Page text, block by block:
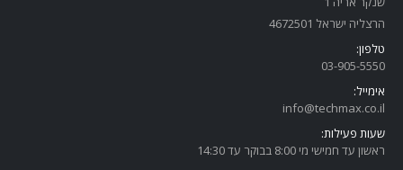
הרצליה ישראל 4672501
טלפון:
03-905-5550
אימייל:
info@techmax.co.il
שעות פעילות:
ראשון עד חמישי מי 8:00 בבוקר עד 14:30